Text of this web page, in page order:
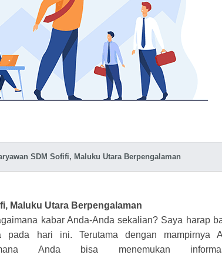
SDM Sofifi, Maluku Utara Berpengalaman
Maluku Utara Berpengalaman
kabar Anda-Anda sekalian? Saya harap
hari ini. Terutama dengan mampirnya
Anda bisa menemukan